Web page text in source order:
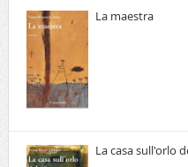
La maestra
La casa sull'orlo